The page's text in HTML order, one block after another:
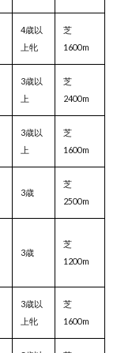
4歳以
上牝
芝
1600m
3歳以
上
芝
2400m
3歳以
上
芝
1600m
3歳
芝
2500m
3歳
芝
1200m
3歳以
上牝
芝
1600m